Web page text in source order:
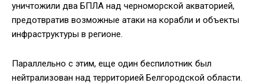
уничтожили два БПЛА над черноморской акваторией,
предотвратив возможные атаки на корабли и объекты
инфраструктуры в регионе.
Параллельно с этим, еще один беспилотник был
нейтрализован над территорией Белгородской области.